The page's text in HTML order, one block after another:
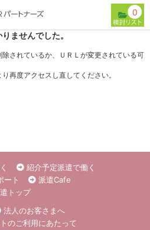
0
ませんでした。
されているか、ＵＲＬが変更されている可
再度アクセスし直してください。
紹介予定派遣で働く
ート
派遣Cafe
トップ
法人のお客さまへ
のご利用にあたって